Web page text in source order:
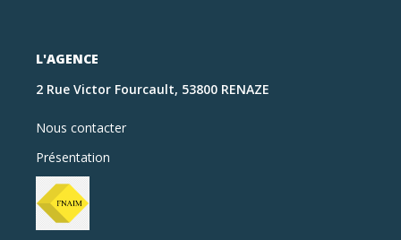
L'AGENCE
2 Rue Victor Fourcault, 53800 RENAZE
Nous contacter
Présentation